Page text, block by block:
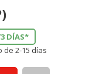
DÍAS*
de 2-15 días